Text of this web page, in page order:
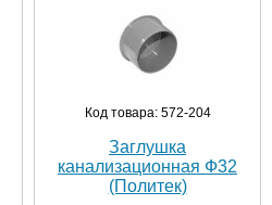
Код товара: 572-204
Заглушка
канализационная Ф32
(Политек)